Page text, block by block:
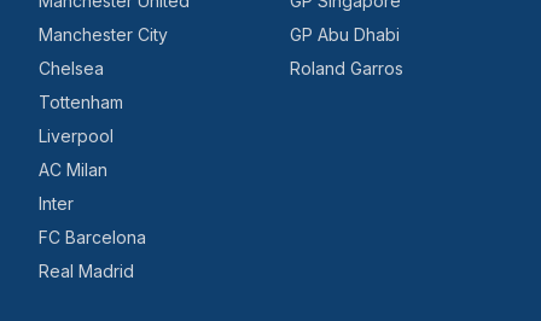
Manchester City
Chelsea
Tottenham
Liverpool
AC Milan
Inter
FC Barcelona
Real Madrid
GP Abu Dhabi
Roland Garros